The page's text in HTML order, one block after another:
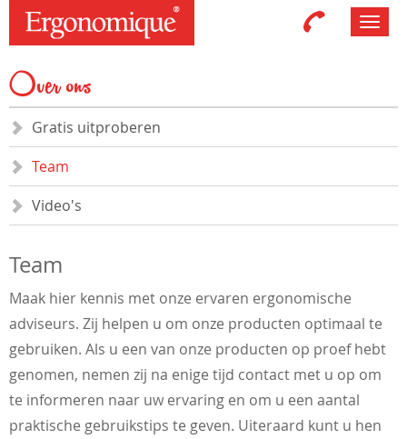
Over ons
Gratis uitproberen
Team
Video's
Team
Maak hier kennis met onze ervaren ergonomische
adviseurs. Zij helpen u om onze producten optimaal te
gebruiken. Als u een van onze producten op proef hebt
genomen, nemen zij na enige tijd contact met u op om
te informeren naar uw ervaring en om u een aantal
praktische gebruikstips te geven. Uiteraard kunt u hen